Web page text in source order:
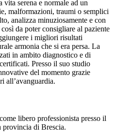
serena e normale ad un
malformazioni, traumi o semplici
analizza minuziosamente e con
da poter consigliare al paziente
i migliori risultati
armonia che si era persa. La
in ambito diagnostico e di
Presso il suo studio
del momento grazie
all’avanguardia.
libero professionista presso il
provincia di Brescia.